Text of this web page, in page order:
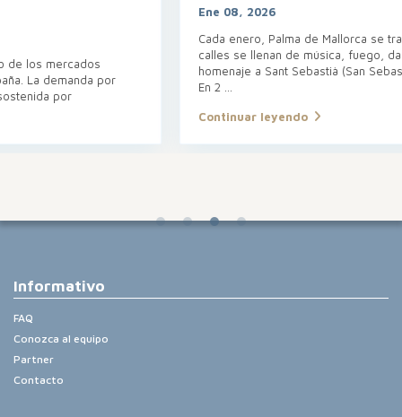
Cada enero, Palma de Mallorca se transforma. Sus plazas y
calles se llenan de música, fuego, danza y tradición para rendir
homenaje a Sant Sebastià (San Sebastián), patrón de la ciudad.
En 2...
Informativo
FAQ
Conozca al equipo
Partner
Contacto